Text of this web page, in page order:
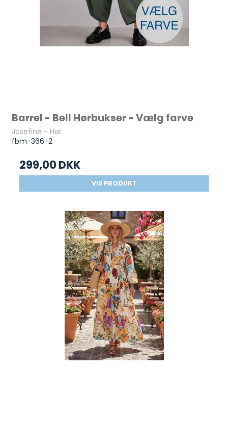
Barrel - Bell Hørbukser - Vælg farve
Josefine - Hør
fbm-366-2
299,00 DKK
VIS PRODUKT